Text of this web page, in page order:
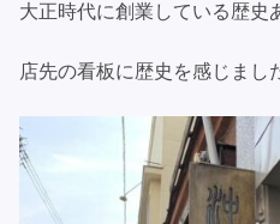
大正時代に創業している歴史
店先の看板に歴史を感じまし